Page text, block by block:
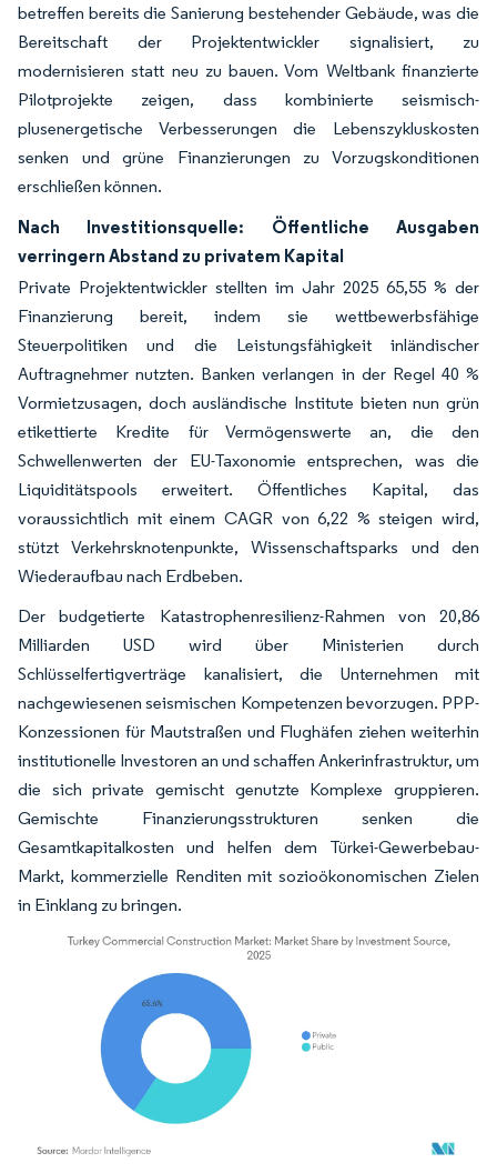
betreffen bereits die Sanierung bestehender Gebäude, was die
Bereitschaft der Projektentwickler signalisiert, zu
modernisieren statt neu zu bauen. Vom Weltbank finanzierte
Pilotprojekte zeigen, dass kombinierte seismisch-
plusenergetische Verbesserungen die Lebenszykluskosten
senken und grüne Finanzierungen zu Vorzugskonditionen
erschließen können.
Nach Investitionsquelle: Öffentliche Ausgaben
verringern Abstand zu privatem Kapital
Private Projektentwickler stellten im Jahr 2025 65,55 % der
Finanzierung bereit, indem sie wettbewerbsfähige
Steuerpolitiken und die Leistungsfähigkeit inländischer
Auftragnehmer nutzten. Banken verlangen in der Regel 40 %
Vormietzusagen, doch ausländische Institute bieten nun grün
etikettierte Kredite für Vermögenswerte an, die den
Schwellenwerten der EU-Taxonomie entsprechen, was die
Liquiditätspools erweitert. Öffentliches Kapital, das
voraussichtlich mit einem CAGR von 6,22 % steigen wird,
stützt Verkehrsknotenpunkte, Wissenschaftsparks und den
Wiederaufbau nach Erdbeben.
Der budgetierte Katastrophenresilienz-Rahmen von 20,86
Milliarden USD wird über Ministerien durch
Schlüsselfertigverträge kanalisiert, die Unternehmen mit
nachgewiesenen seismischen Kompetenzen bevorzugen. PPP-
Konzessionen für Mautstraßen und Flughäfen ziehen weiterhin
institutionelle Investoren an und schaffen Ankerinfrastruktur, um
die sich private gemischt genutzte Komplexe gruppieren.
Gemischte Finanzierungsstrukturen senken die
Gesamtkapitalkosten und helfen dem Türkei-Gewerbebau-
Markt, kommerzielle Renditen mit sozioökonomischen Zielen
in Einklang zu bringen.